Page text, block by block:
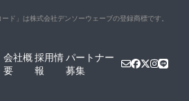
ード」は株式会社デンソーウェーブの登録商標です。
会社概
要
採用情
報
パートナー
募集